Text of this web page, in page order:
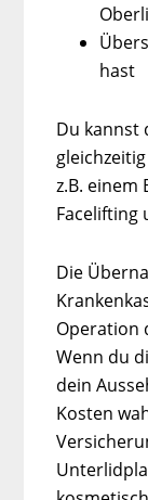
hast
Du kannst
z.B.
Facelifting
Die
Operation
Wenn du
dein
Kosten